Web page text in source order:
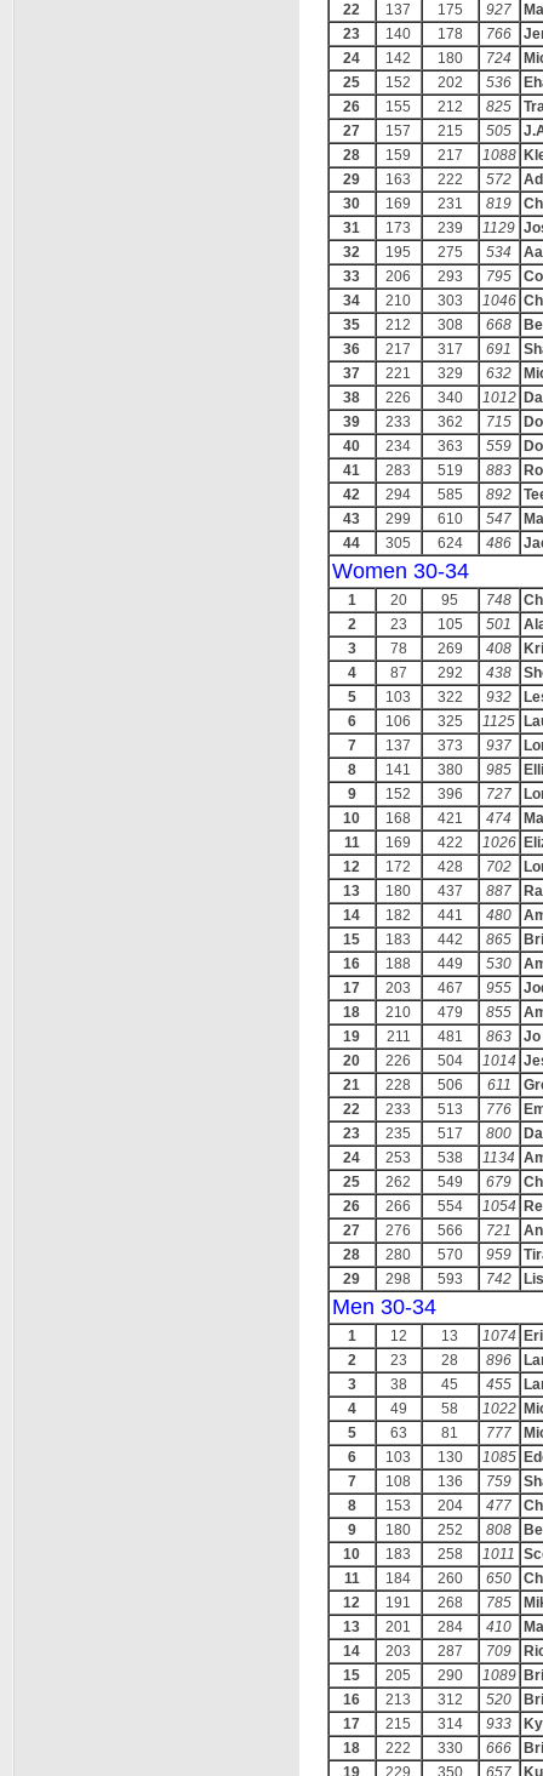
22
137 175 927
23
140 178 766
24
142 180 724
25
152 202 536
26
155 212 825
27
157 215 505
28
159 217 1088
29
163 222 572
30
169 231 819
31
173 239 1129
32
195 275 534
33
206 293 795
34
210 303 1046
35
212 308 668
36
217 317 691
37
221 329 632
38
226 340 1012
39
233 362 715
40
234 363 559
41
283 519 883
42
294 585 892
43
299 610 547
44
305 624 486
Women 30-34
1 20 95 748
2
23 105 501
3
78 269 408
4
87 292 438
5
103 322 932
6
106 325 1125
7
137 373 937
8
141 380 985
9
152 396 727
10
168 421 474
11
169 422 1026
12
172 428 702
13
180 437 887
14
182 441 480
15
183 442 865
16
188 449 530
17
203 467 955
18
210 479 855
19
211 481 863
Jo
20
226 504 1014
21
228 506 611
22
233 513 776
23
235 517 800
24
253 538 1134
25
262 549 679
26
266 554 1054
27
276 566 721
28
280 570 959
29
298 593 742
Men 30-34
1 12 13 1074
2
23 28 896
3
38 45 455
4
49 58 1022
5
63 81 777
6
103 130 1085
7
108 136 759
8
153 204 477
9
180 252 808
10
183 258 1011
11
184 260 650
12
191 268 785
13
201 284 410
14
203 287 709
15
205 290 1089
16
213 312 520
17
215 314 933
18
222 330 666
19
229 350 657